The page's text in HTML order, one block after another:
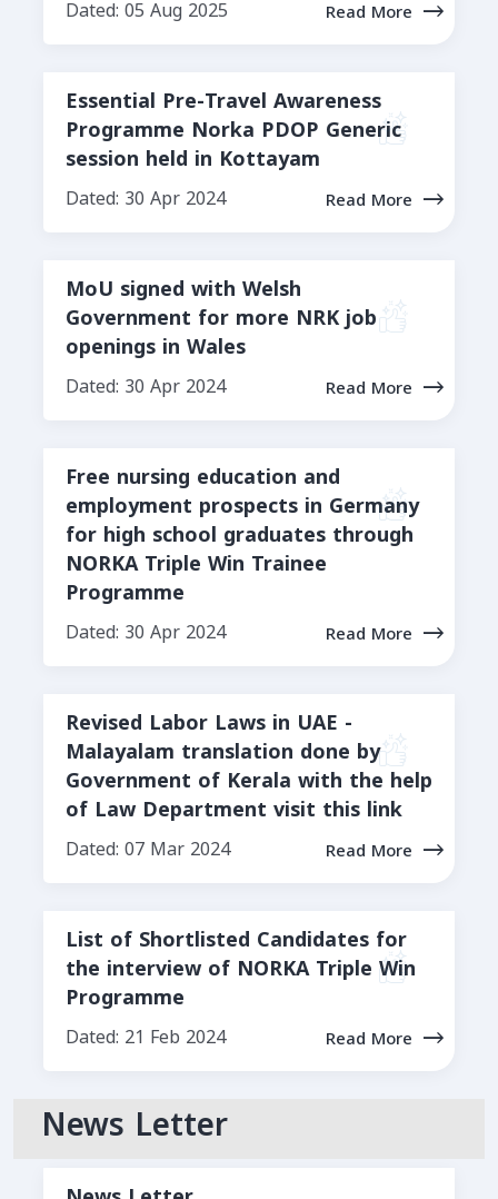
Dated: 05 Aug 2025 Read More
Essential Pre-Travel Awareness
Programme Norka PDOP Generic
session held in Kottayam
Dated: 30 Apr 2024 Read More
MoU signed with Welsh
Government for more NRK job
openings in Wales
Dated: 30 Apr 2024 Read More
Free nursing education and
employment prospects in Germany
for high school graduates through
NORKA Triple Win Trainee
Programme
Dated: 30 Apr 2024 Read More
Revised Labor Laws in UAE -
Malayalam translation done by
Government of Kerala with the help
of Law Department visit this link
Dated: 07 Mar 2024 Read More
List of Shortlisted Candidates for
the interview of NORKA Triple Win
Programme
Dated: 21 Feb 2024 Read More
News Letter